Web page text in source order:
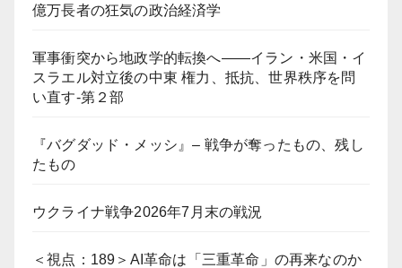
億万長者の狂気の政治経済学
軍事衝突から地政学的転換へ――イラン・米国・イ
スラエル対立後の中東 権力、抵抗、世界秩序を問
い直す-第２部
『バグダッド・メッシ』– 戦争が奪ったもの、残し
たもの
ウクライナ戦争2026年7月末の戦況
＜視点：189＞AI革命は「三重革命」の再来なのか